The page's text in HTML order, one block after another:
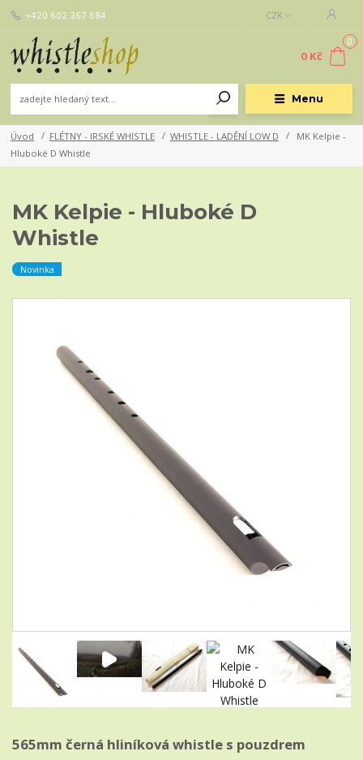
Menu
CZK
+420 602 267 684
0
0 Kč
Úvod FLÉTNY - IRSKÉ WHISTLE WHISTLE - LADĚNÍ LOW D
MK Kelpie -
Hluboké D Whistle
MK Kelpie - Hluboké D
Whistle
Novinka
565mm černá hliníková whistle s pouzdrem